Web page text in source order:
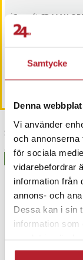
Samtycke
Denna
Vi använder
och annonserna
för sociala
vidarebefordrar
information från
annons- och
Dessa kan i sin
information som
iCarsoft CR MAX
OBD2 felkodsläsare /
bildiagnosverktyg /
3 698 krTidigare pris
I lager, levereras
Senast besökta
BÄSTSÄLJARE